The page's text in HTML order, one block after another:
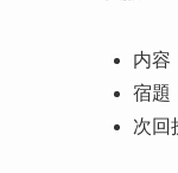
内容
宿題
次回